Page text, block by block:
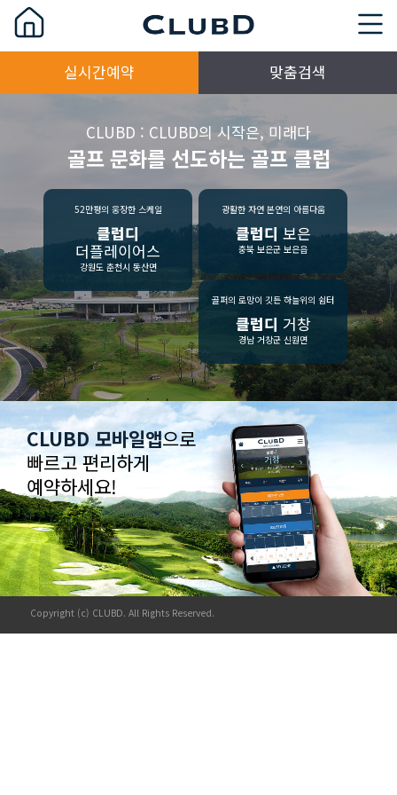
실시간예약 맞춤검색
CLUBD : CLUBD의 시작은, 미래다
골프 문화를 선도하는 골프 클럽
52만평의 웅장한 스케일
클럽디
더플레이어스
강원도 춘천시 동산면
광활한 자연 본연의 아름다움
클럽디 보은
충북 보은군 보은읍
골퍼의 로망이 깃든 하늘위의 쉼터
클럽디 거창
경남 거창군 신원면
CLUBD 모바일앱으로
빠르고 편리하게
예약하세요!
Copyright (c) CLUBD. All Rights Reserved.